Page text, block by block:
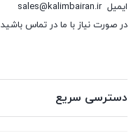
ایمیلsales@kalimbairan.ir
در صورت نیاز با ما در تماس باشید
دسترسی سریع